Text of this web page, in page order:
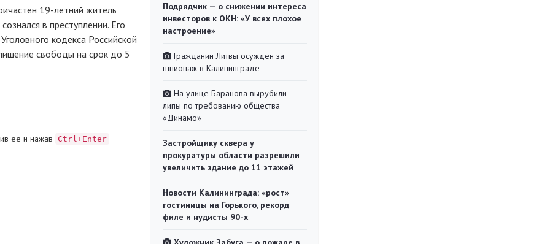
19-летний житель
в преступлении. Его
кодекса Российской
свободы на срок до 5
ее и нажав Ctrl+Enter
Подрядчик — о снижении интереса
инвесторов к ОКН: «У всех плохое
настроение»
Гражданин Литвы осуждён за
шпионаж в Калининграде
На улице Баранова вырубили
липы по требованию общества
«Динамо»
Застройщику сквера у
прокуратуры области разрешили
увеличить здание до 11 этажей
Новости Калининграда: «рост»
гостиницы на Горького, рекорд
филе и нудисты 90-х